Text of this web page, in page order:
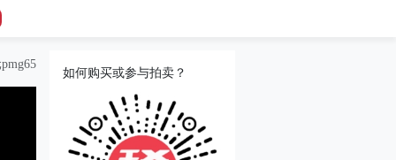
如何购买或参与拍卖？